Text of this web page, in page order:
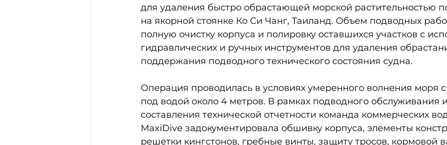
для удаления быстро обрастающей морской растительностью
на якорной стоянке Ко Си Чанг, Таиланд. Объем подводных
полную очистку корпуса и полировку оставшихся участков с
гидравлических и ручных инструментов для удаления
поддержания подводного технического состояния судна.
Операция проводилась в условиях умеренного волнения моря
под водой около 4 метров. В рамках подводного обслуживания и
составления технической отчетности команда коммерческих
MaxiDive задокументировала обшивку корпуса, элементы
решетки кингстонов, гребные винты, защиту тросов, кормовой